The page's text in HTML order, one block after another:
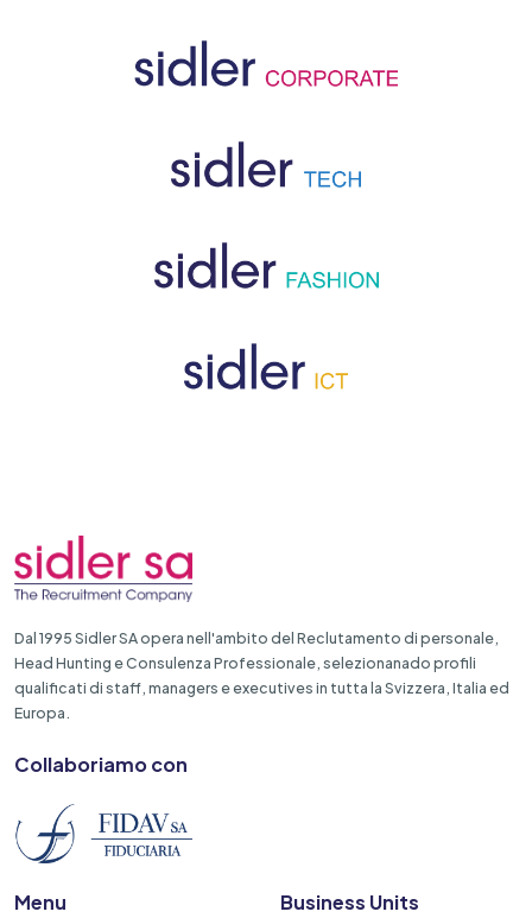
Dal 1995 Sidler SA opera nell'ambito del Reclutamento di personale,
Head Hunting e Consulenza Professionale, selezionanado profili
qualificati di staff, managers e executives in tutta la Svizzera, Italia ed
Europa.
Collaboriamo con
Menu Business Units